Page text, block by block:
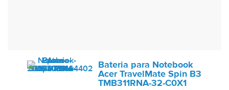
Bateria para Notebook
Acer TravelMate Spin B3
TMB311RNA-32-C0X1